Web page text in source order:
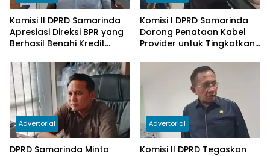
Komisi II DPRD Samarinda
Apresiasi Direksi BPR yang
Berhasil Benahi Kredit
Komisi I DPRD Samarinda
Dorong Penataan Kabel
Provider untuk Tingkatkan
Advertorial
DPRD Samarinda Minta
Advertorial
Komisi II DPRD Tegaskan